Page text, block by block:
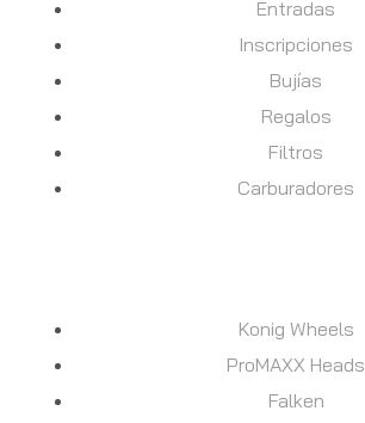
Entradas
Inscripciones
Bujías
Regalos
Filtros
Carburadores
Konig Wheels
ProMAXX Heads
Falken